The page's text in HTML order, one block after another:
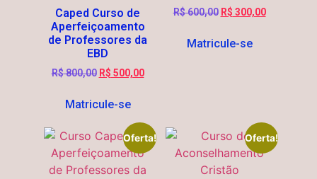
Caped Curso de
Aperfeiçoamento
de Professores da
EBD
R$800,00 R$ 500,00
Matricule-se
R$600,00 R$ 300,00
Matricule-se
Oferta! Oferta!